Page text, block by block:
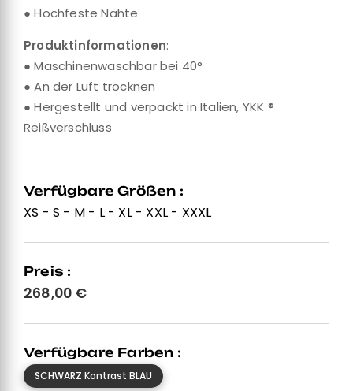
● Hochfeste Nähte
Produktinformationen:
● Maschinenwaschbar bei 40°
● An der Luft trocknen
● Hergestellt und verpackt in Italien, YKK ®
Reißverschluss
Verfügbare Größen :
XS - S - M - L - XL - XXL - XXXL
Preis :
268,00 €
Verfügbare Farben :
SCHWARZ Kontrast BLAU